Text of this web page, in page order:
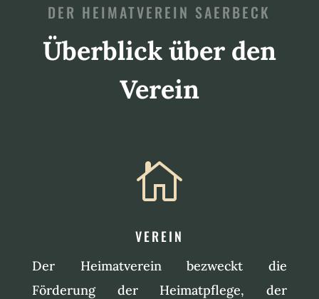
DER HEIMATVEREIN SAERBECK
Überblick über den
Verein

VEREIN
Der Heimatverein bezweckt die
Förderung der Heimatpflege, der